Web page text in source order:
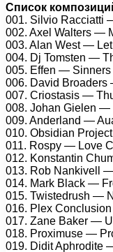
Список
001. Silvio Racciatti
002. Axel Walters —
003. Alan West —
004. Dj Tomsten —
005. Effen — Sinners
006. David
007. Criostasis —
008. Johan Gielen —
009. Anderland —
010. Obsidian
011. Rospy — Love
012. Konstantin
013. Rob Nankivell
014. Mark Black —
015. Twistedrush —
016. Plex
017. Zane Baker —
018. Proximuse —
019. Didit Aphrodite